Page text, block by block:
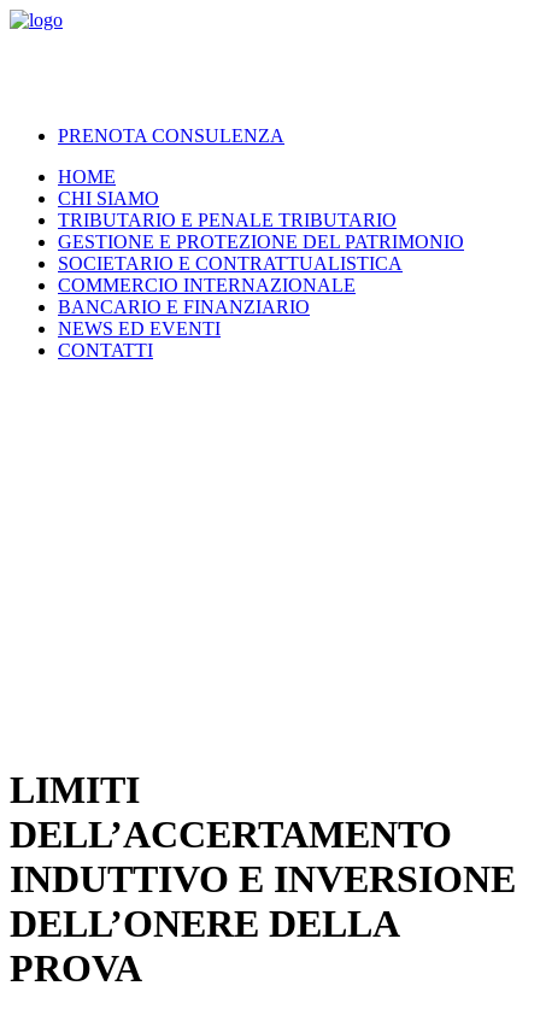
PRENOTA CONSULENZA
HOME
CHI SIAMO
TRIBUTARIO E PENALE TRIBUTARIO
GESTIONE E PROTEZIONE DEL PATRIMONIO
SOCIETARIO E CONTRATTUALISTICA
COMMERCIO INTERNAZIONALE
BANCARIO E FINANZIARIO
NEWS ED EVENTI
CONTATTI
LIMITI
DELL’ACCERTAMENTO
INDUTTIVO E INVERSIONE
DELL’ONERE DELLA
PROVA